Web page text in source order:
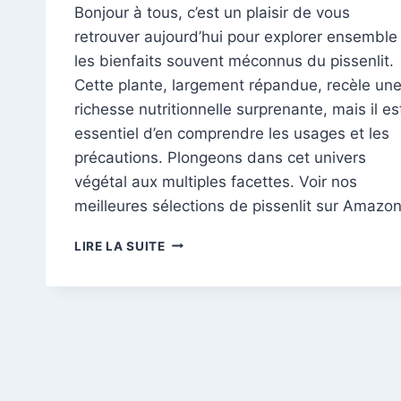
Bonjour à tous, c’est un plaisir de vous
retrouver aujourd’hui pour explorer ensemble
les bienfaits souvent méconnus du pissenlit.
Cette plante, largement répandue, recèle une
richesse nutritionnelle surprenante, mais il
essentiel d’en comprendre les usages et les
précautions. Plongeons dans cet univers
végétal aux multiples facettes. Voir nos
meilleures sélections de pissenlit sur
LIRE LA SUITELE